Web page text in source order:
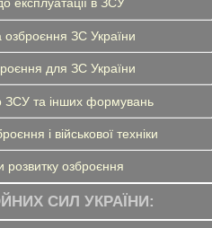
експлуатації в ЗСУ
ЗС України
для ЗС України
та інших формувань
і військової техніки
розвитку озброєння
СИЛ УКРАЇНИ: